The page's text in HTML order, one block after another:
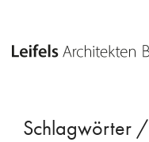
Schlagwörter /